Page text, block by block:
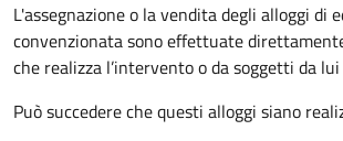
L'assegnazione o la vendita degli alloggi di
convenzionata sono effettuate
che realizza l’intervento o da soggetti da
Può succedere che questi alloggi siano